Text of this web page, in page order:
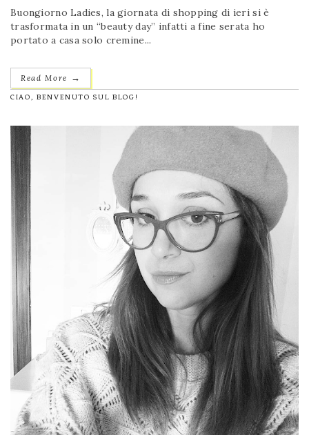
Buongiorno Ladies, la giornata di shopping di ieri si è
trasformata in un “beauty day” infatti a fine serata ho
portato a casa solo cremine...
Read More →
CIAO, BENVENUTO SUL BLOG!